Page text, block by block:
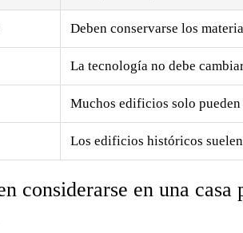
Deben conservarse los
La tecnología no debe
Muchos edificios solo
Los edificios históricos
considerarse en una